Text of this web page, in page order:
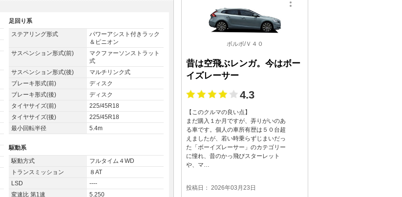
足回り系
ステアリング形式
パワーアシスト付きラック
＆ピニオン
サスペンション形式(前)
マクファーソンストラット
式
サスペンション形式(後)
マルチリンク式
ブレーキ形式(前)
ディスク
ブレーキ形式(後)
ディスク
タイヤサイズ(前)
225/45R18
タイヤサイズ(後)
225/45R18
最小回転半径
5.4m
駆動系
駆動方式
フルタイム４WD
トランスミッション
８AT
LSD
----
変速比 第1速
5.250
ボルボ/Ｖ４０
昔は空飛ぶレンガ。今はボー
イズレーサー
4.3
【このクルマの良い点】
まだ購入１か月ですが、弄りがいのあ
る車です。個人の車所有歴は５０台超
えましたが、若い時乗らずじまいだっ
た「ボーイズレーサー」のカテゴリー
に憧れ、昔のかっ飛びスターレット
や、マ…
投稿日： 2026年03月23日